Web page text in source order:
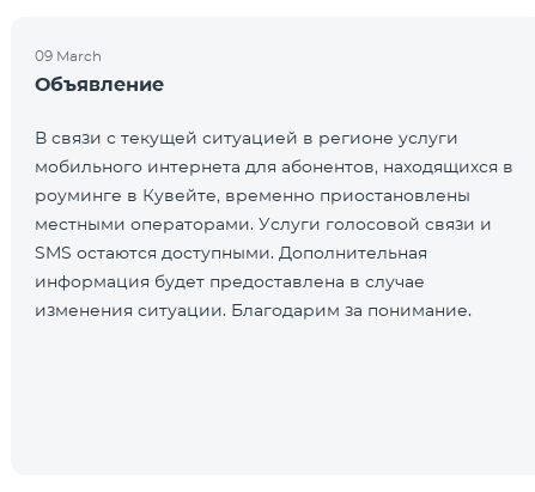
09 March
Объявление
В связи с текущей ситуацией в регионе услуги
мобильного интернета для абонентов, находящихся в
роуминге в Кувейте, временно приостановлены
местными операторами. Услуги голосовой связи и
SMS остаются доступными. Дополнительная
информация будет предоставлена в случае
изменения ситуации. Благодарим за понимание.